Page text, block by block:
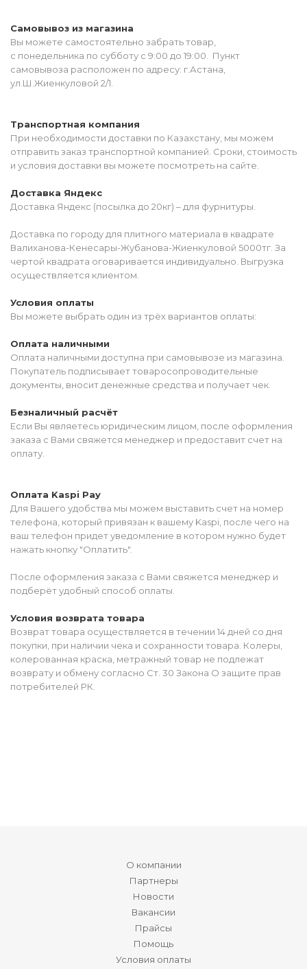
Самовывоз из магазина
Вы можете самостоятельно забрать товар,
с понедельника по субботу с 9:00 до 19:00. Пункт
самовывоза расположен по адресу: г.Астана,
ул.Ш.Жиенкуловой 2/1.
Транспортная компания
При необходимости доставки по Казахстану, мы можем
отправить заказ транспортной компанией. Сроки, стоимость
и условия доставки вы можете посмотреть на сайте.
Доставка Яндекс
Доставка Яндекс (посылка до 20кг) – для фурнитуры.
Доставка по городу для плитного материала в квадрате
Валиханова-Кенесары-Жубанова-Жиенкуловой 5000тг. За
чертой квадрата оговаривается индивидуально. Выгрузка
осуществляется клиентом.
Условия оплаты
Вы можете выбрать один из трёх вариантов оплаты:
Оплата наличными
Оплата наличными доступна при самовывозе из магазина.
Покупатель подписывает товаросопроводительные
документы, вносит денежные средства и получает чек.
Безналичный расчёт
Если Вы являетесь юридическим лицом, после оформления
заказа с Вами свяжется менеджер и предоставит счет на
оплату.
Оплата Kaspi Pay
Для Вашего удобства мы можем выставить счет на номер
телефона, который привязан к вашему Kaspi, после чего на
ваш телефон придет уведомление в котором нужно будет
нажать кнопку "Оплатить".
После оформления заказа с Вами свяжется менеджер и
подберёт удобный способ оплаты.
Условия возврата товара
Возврат товара осуществляется в течении 14 дней со дня
покупки, при наличии чека и сохранности товара. Колеры,
колерованная краска, метражный товар не подлежат
возврату и обмену согласно Ст. 30 Закона О защите прав
потребителей РК.
О компании
Партнеры
Новости
Вакансии
Прайсы
Помощь
Условия оплаты